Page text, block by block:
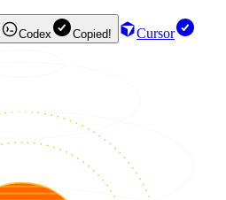
Codex Copied!
Cursor